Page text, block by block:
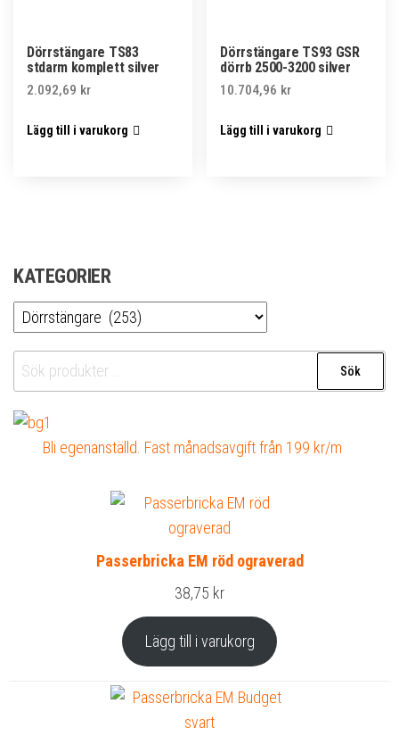
Dörrstängare TS83
stdarm komplett silver
2.092,69 kr
Lägg till i varukorg
Dörrstängare TS93 GSR
dörrb 2500-3200 silver
10.704,96 kr
Lägg till i varukorg
KATEGORIER
Sök
efter:
Sök
Bli egenanställd. Fast månadsavgift från 199 kr/m
Passerbricka EM röd ograverad
38,75 kr
Lägg till i varukorg